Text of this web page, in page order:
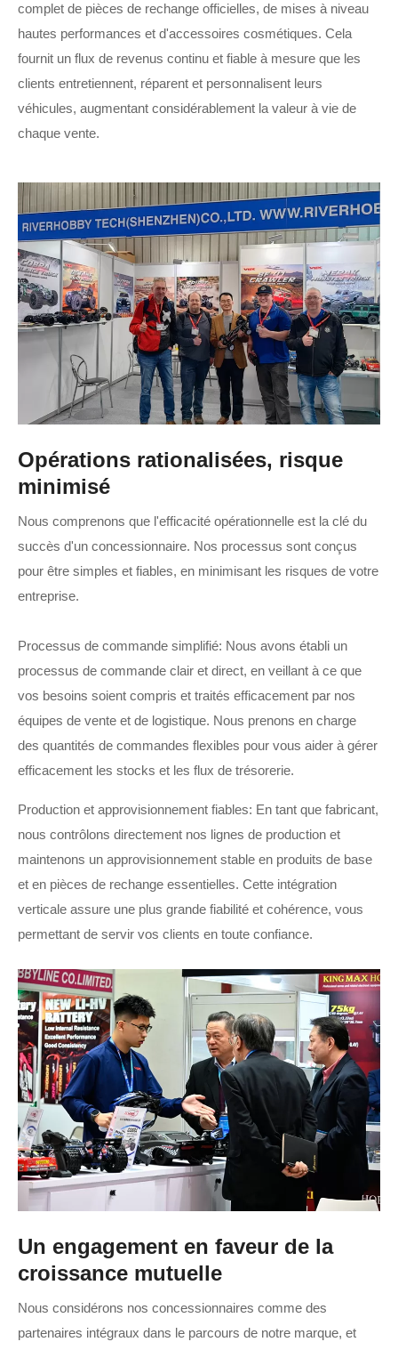
complet de pièces de rechange officielles, de mises à niveau
hautes performances et d'accessoires cosmétiques. Cela
fournit un flux de revenus continu et fiable à mesure que les
clients entretiennent, réparent et personnalisent leurs
véhicules, augmentant considérablement la valeur à vie de
chaque vente.
Opérations rationalisées, risque
minimisé
Nous comprenons que l'efficacité opérationnelle est la clé du
succès d'un concessionnaire. Nos processus sont conçus
pour être simples et fiables, en minimisant les risques de votre
entreprise.
Processus de commande simplifié: Nous avons établi un
processus de commande clair et direct, en veillant à ce que
vos besoins soient compris et traités efficacement par nos
équipes de vente et de logistique. Nous prenons en charge
des quantités de commandes flexibles pour vous aider à gérer
efficacement les stocks et les flux de trésorerie.
Production et approvisionnement fiables: En tant que fabricant,
nous contrôlons directement nos lignes de production et
maintenons un approvisionnement stable en produits de base
et en pièces de rechange essentielles. Cette intégration
verticale assure une plus grande fiabilité et cohérence, vous
permettant de servir vos clients en toute confiance.
Un engagement en faveur de la
croissance mutuelle
Nous considérons nos concessionnaires comme des
partenaires intégraux dans le parcours de notre marque, et